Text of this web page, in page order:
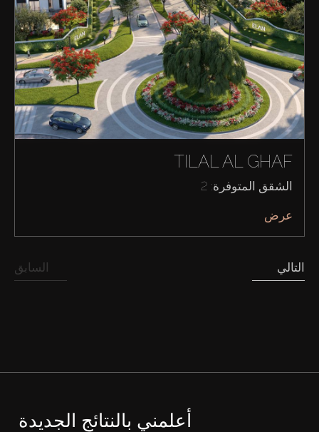
شراء
إيجار
بيع
من نحن
TILAL AL GHAF
الشقق المتوفرة: 2
عرض
السابق التالي
أعلمني بالنتائج الجديدة